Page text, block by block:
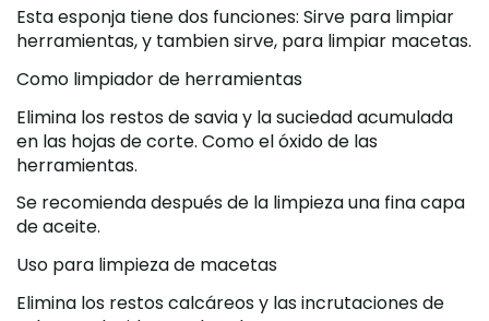
Esta esponja tiene dos funciones: Sirve para limpiar
herramientas, y tambien sirve, para limpiar macetas.
Como limpiador de herramientas
Elimina los restos de savia y la suciedad acumulada
en las hojas de corte. Como el óxido de las
herramientas.
Se recomienda después de la limpieza una fina capa
de aceite.
Uso para limpieza de macetas
Elimina los restos calcáreos y las incrutaciones de